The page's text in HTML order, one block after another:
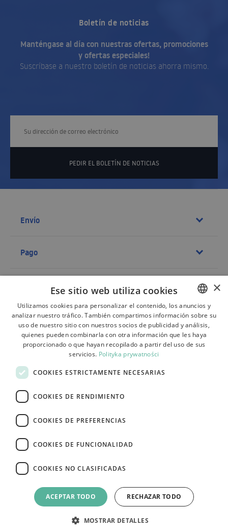
Boletín de noticias
Manténgase al día con nuestras ofertas, promociones
y ofertas especiales!
Suscríbase a nuestro boletín de noticias ahorra mismo.
PEDIR EL BOLETÍN DE NOTICIAS
Envío
Pago
Sobre la tienda
Devoluciones y reclamaciones
Pagos
Contacto
e-commerce platform by:
POLISH
BULGARIAN
HUNGARIAN
ENGLISH
×
Ese sitio web utiliza cookies
Utilizamos cookies para personalizar el contenido, los anuncios y
analizar nuestro tráfico. También compartimos información sobre su
uso de nuestro sitio con nuestros socios de publicidad y análisis,
quienes pueden combinarla con otra información que les haya
proporcionado o que hayan recopilado a partir del uso de sus
servicios. Polityka prywatności
COOKIES ESTRICTAMENTE NECESARIAS
COOKIES DE RENDIMIENTO
COOKIES DE PREFERENCIAS
COOKIES DE FUNCIONALIDAD
COOKIES NO CLASIFICADAS
ACEPTAR TODO RECHAZAR TODO
MOSTRAR DETALLES